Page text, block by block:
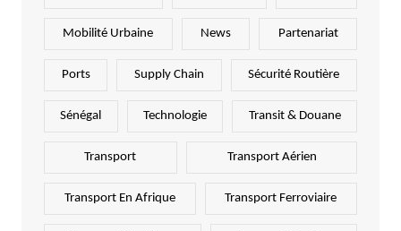
Mobilité Urbaine News Partenariat
Ports Supply Chain Sécurité Routière
Sénégal Technologie Transit & Douane
Transport Transport Aérien
Transport En Afrique Transport Ferroviaire